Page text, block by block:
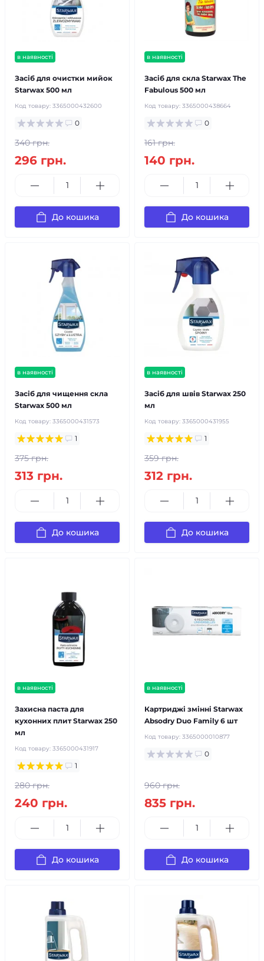
в наявності
Засіб для очистки мийок
Starwax 500 мл
Код товару: 3365000432600
0
340 грн.
296 грн.
До кошика
в наявності
Засіб для скла Starwax The
Fabulous 500 мл
Код товару: 3365000438664
0
161 грн.
140 грн.
До кошика
в наявності
Засіб для чищення скла
Starwax 500 мл
Код товару: 3365000431573
1
375 грн.
313 грн.
До кошика
в наявності
Засіб для швів Starwax 250
мл
Код товару: 3365000431955
1
359 грн.
312 грн.
До кошика
в наявності
Захисна паста для
кухонних плит Starwax 250
мл
Код товару: 3365000431917
1
280 грн.
240 грн.
До кошика
в наявності
Картриджі змінні Starwax
Absodry Duo Family 6 шт
Код товару: 3365000010877
0
960 грн.
835 грн.
До кошика